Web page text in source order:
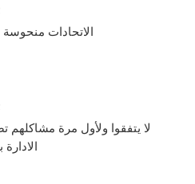
الاتحادات
لا يتفقوا ولأول مرة